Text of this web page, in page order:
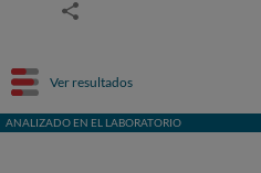
Ver resultados
ANALIZADO EN EL LABORATORIO